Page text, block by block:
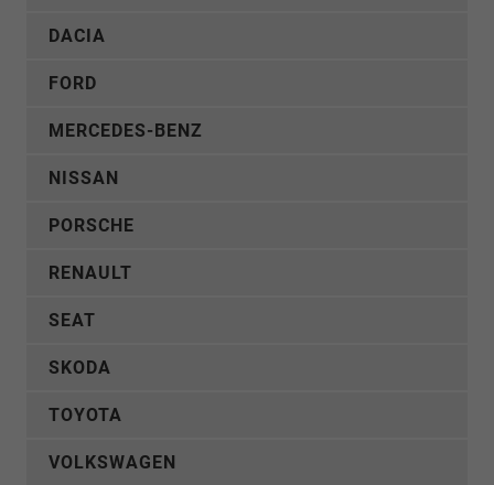
DACIA
FORD
MERCEDES-BENZ
NISSAN
PORSCHE
RENAULT
SEAT
SKODA
TOYOTA
VOLKSWAGEN